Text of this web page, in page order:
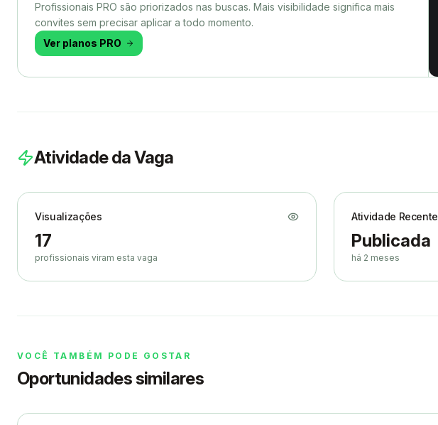
Profissionais PRO são priorizados nas buscas. Mais visibilidade significa mais
convites sem precisar aplicar a todo momento.
Ver planos PRO
Atividade da Vaga
Visualizações
17
profissionais viram esta vaga
Atividade Recente
Publicada
há 2 meses
VOCÊ TAMBÉM PODE GOSTAR
Oportunidades similares